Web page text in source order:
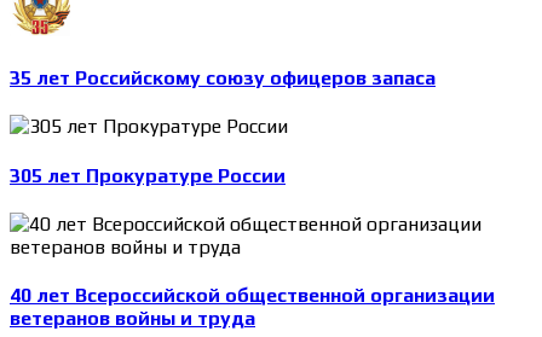
35 лет Российскому союзу офицеров запаса
305 лет Прокуратуре России
40 лет Всероссийской общественной организации
ветеранов войны и труда